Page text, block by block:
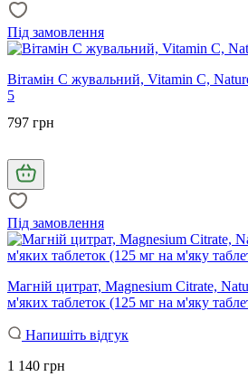
Під замовлення
Вітамін С жувальний, Vitamin C,
5
797 грн
Під замовлення
Магній цитрат, Magnesium Citrate,
м'яких таблеток (125 мг на м'яку
Напишіть відгук
1 140 грн